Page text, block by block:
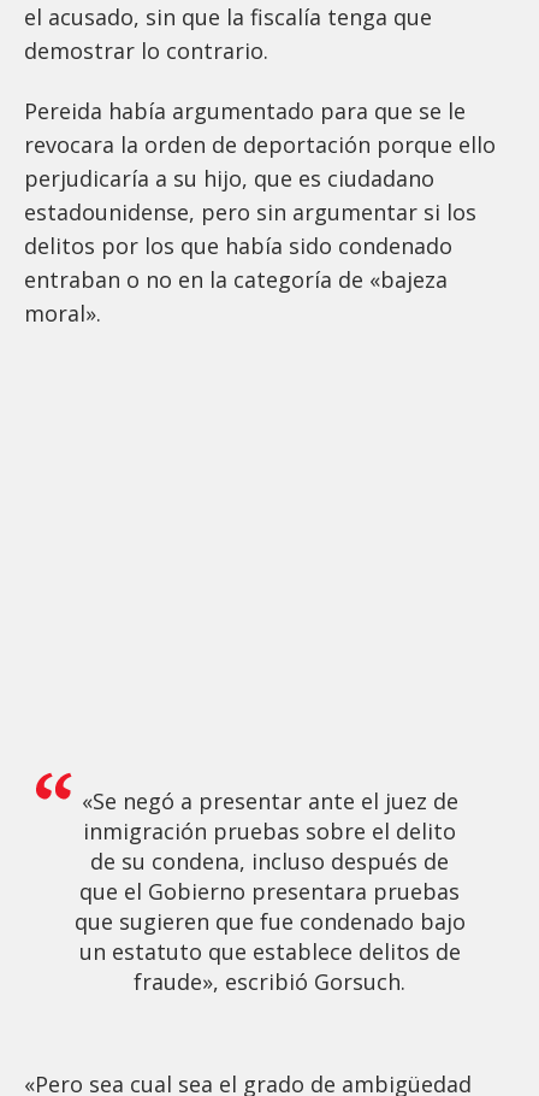
el acusado, sin que la fiscalía tenga que
demostrar lo contrario.
Pereida había argumentado para que se le
revocara la orden de deportación porque ello
perjudicaría a su hijo, que es ciudadano
estadounidense, pero sin argumentar si los
delitos por los que había sido condenado
entraban o no en la categoría de «bajeza
moral».
«Se negó a presentar ante el juez de
inmigración pruebas sobre el delito
de su condena, incluso después de
que el Gobierno presentara pruebas
que sugieren que fue condenado bajo
un estatuto que establece delitos de
fraude», escribió Gorsuch.
«Pero sea cual sea el grado de ambigüedad